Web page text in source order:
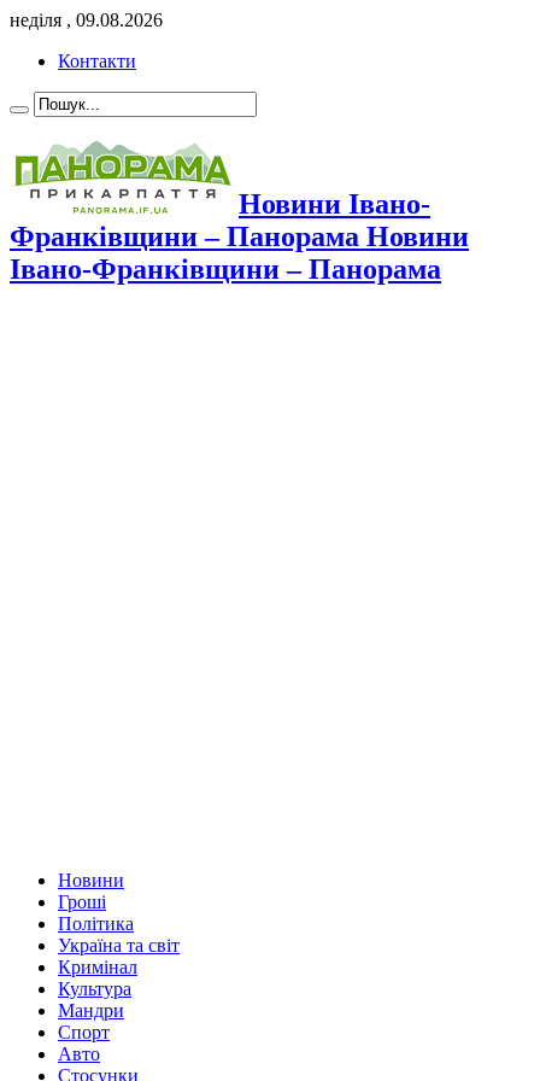
неділя , 09.08.2026
Контакти
Новини Івано-
Франківщини – Панорама Новини
Івано-Франківщини – Панорама
Новини
Гроші
Політика
Україна та світ
Кримінал
Культура
Мандри
Спорт
Авто
Стосунки